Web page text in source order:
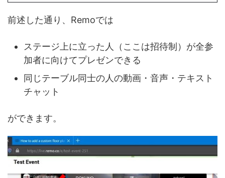
前述した通り、Remoでは
ステージ上に立った人（ここは招待制）が全参
加者に向けてプレゼンできる
同じテーブル同士の人の動画・音声・テキスト
チャット
ができます。